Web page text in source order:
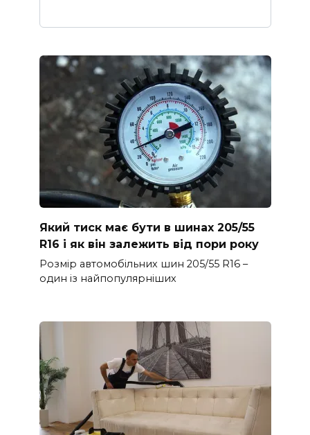
Який тиск має бути в шинах 205/55
R16 і як він залежить від пори року
Розмір автомобільних шин 205/55 R16 –
один із найпопулярніших